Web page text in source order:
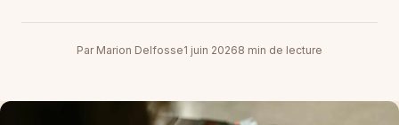
Par Marion Delfosse1 juin 20268 min de lecture